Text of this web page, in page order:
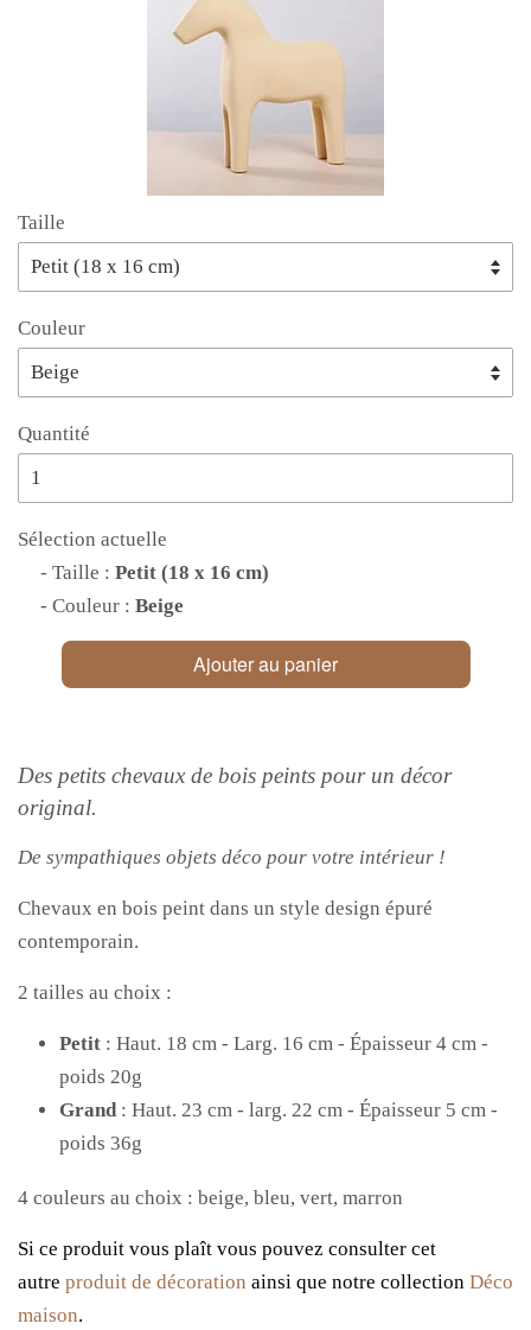
Taille
Couleur
Quantité
Sélection actuelle
- Taille : Petit (18 x 16 cm)
- Couleur : Beige
Ajouter au panier
Des petits chevaux de bois peints pour un décor
original.
De sympathiques objets déco pour votre intérieur !
Chevaux en bois peint dans un style design épuré
contemporain.
2 tailles au choix :
Petit : Haut. 18 cm - Larg. 16 cm - Épaisseur 4 cm -
poids 20g
Grand : Haut. 23 cm - larg. 22 cm - Épaisseur 5 cm -
poids 36g
4 couleurs au choix : beige, bleu, vert, marron
Si ce produit vous plaît vous pouvez consulter cet
autre produit de décoration ainsi que notre collection Déco
maison.